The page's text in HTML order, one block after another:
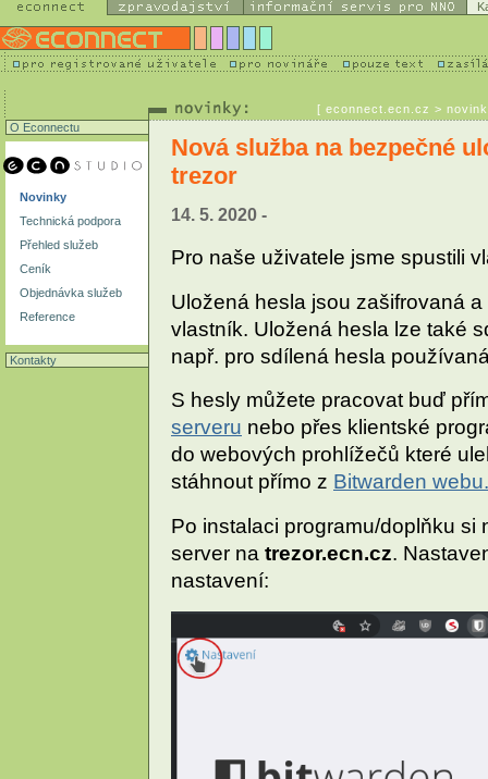
[ econnect.ecn.cz >
O Econnectu
Novinky
Technická podpora
Přehled služeb
Ceník
Objednávka služeb
Reference
Kontakty
Nová služba na bezpečné
trezor
14. 5. 2020 -
Pro naše uživatele jsme spustili
Uložená hesla jsou zašifrovaná
vlastník. Uložená hesla lze také
např. pro sdílená hesla
S hesly můžete pracovat buď
serveru nebo přes klientské
do webových prohlížečů které
stáhnout přímo z Bitwarden webu.
Po instalaci programu/doplňku
server na trezor.ecn.cz.
nastavení: